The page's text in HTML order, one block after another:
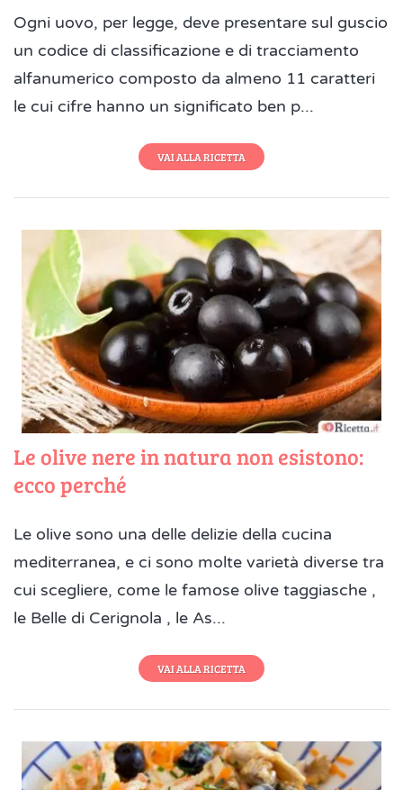
Ogni uovo, per legge, deve presentare sul guscio
un codice di classificazione e di tracciamento
alfanumerico composto da almeno 11 caratteri
le cui cifre hanno un significato ben p...
VAI ALLA RICETTA
Le olive nere in natura non esistono:
ecco perché
Le olive sono una delle delizie della cucina
mediterranea, e ci sono molte varietà diverse tra
cui scegliere, come le famose olive taggiasche ,
le Belle di Cerignola , le As...
VAI ALLA RICETTA